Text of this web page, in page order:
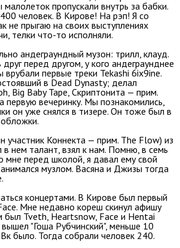
пропускали внутрь за бабки.
человек. В Кирове! На рэп! Я со
не прыгаю на своих выступлениях
телки что-то исполняли.
андеграундный музон: трилл, клауд.
перед другом, у кого андеграунднее
первые треки Tekashi 6ix9ine.
в Dead Dynasty; делал
Big Baby Tape, Скриптонита — прим.
первую вечеринку. Мы познакомились,
он уже снялся в тизере. Он тоже был в
обложки.
участник Коннекта — прим. The Flow) из
в нем талант, взял к нам. Помню, в семь
мне перед школой, я давал ему свой
музлом. Васяна и Джизы тогда
концертами. В Кирове был первый
Мне недавно кореш скинул афишу
был Tveth, Heartsnow, Face и Hentai
"Гоша Рубчинский", меньше 10
было. Тогда собрали человек 240.